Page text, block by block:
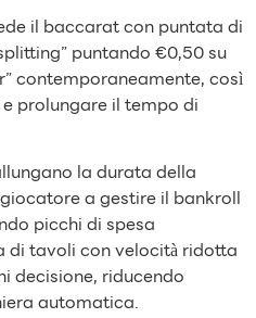
il baccarat con puntata di
puntando €0,50 su
contemporaneamente, così
prolungare il tempo di
la durata della
a gestire il bankroll
picchi di spesa
di tavoli con velocità ridotta
decisione, riducendo
automatica.